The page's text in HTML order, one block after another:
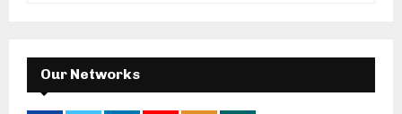
f
o
E
A
Our Networks